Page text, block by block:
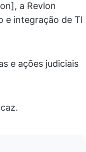
a Revlon
e integração de TI
e ações judiciais